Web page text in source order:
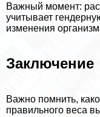
Важный момент:
учитывает
изменения
Заключение
Важно помнить,
правильного веса